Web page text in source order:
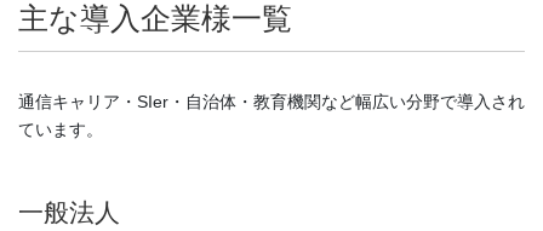
主な導入企業様一覧
通信キャリア・SIer・自治体・教育機関など幅広い分野で導入され
ています。
一般法人